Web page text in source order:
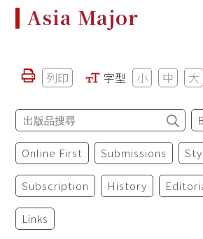
Asia Major
列印 字型 小 中 大
Online First Submissions
Subscription History
Links